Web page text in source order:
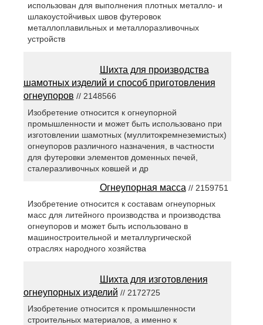
использован для выполнения плотных металло- и
шлакоустойчивых швов футеровок
металлоплавильных и металлоразливочных
устройств
Шихта для производства
шамотных изделий и способ приготовления
огнеупоров // 2148566
Изобретение относится к огнеупорной
промышленности и может быть использовано при
изготовлении шамотных (муллитокремнеземистых)
огнеупоров различного назначения, в частности
для футеровки элементов доменных печей,
сталеразливочных ковшей и др
Огнеупорная масса // 2159751
Изобретение относится к составам огнеупорных
масс для литейного производства и производства
огнеупоров и может быть использовано в
машиностроительной и металлургической
отраслях народного хозяйства
Шихта для изготовления
огнеупорных изделий // 2172725
Изобретение относится к промышленности
строительных материалов, а именно к